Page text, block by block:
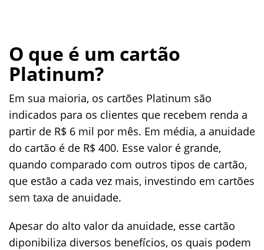
O que é um cartão
Platinum?
Em sua maioria, os cartões Platinum são
indicados para os clientes que recebem renda a
partir de R$ 6 mil por mês. Em média, a anuidade
do cartão é de R$ 400. Esse valor é grande,
quando comparado com outros tipos de cartão,
que estão a cada vez mais, investindo em cartões
sem taxa de anuidade.
Apesar do alto valor da anuidade, esse cartão
diponibiliza diversos benefícios, os quais podem